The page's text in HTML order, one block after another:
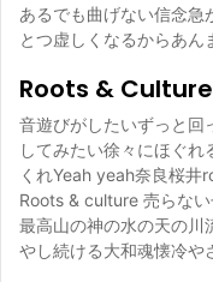
あるでも曲げない信念急
とつ虚しくなるからあ
Roots &
音遊びがしたいずっと回
してみたい徐々にほぐ
くれYeah yeah奈良桜
Roots & culture 売らな
最高山の神の水の天の川
やし続ける大和魂懐冷や